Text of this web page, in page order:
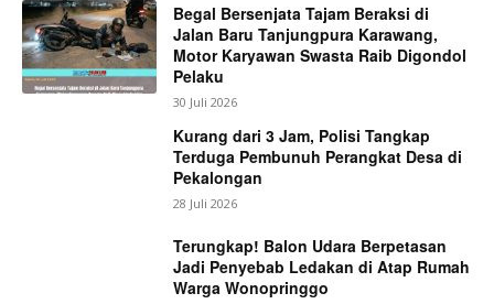
Begal Bersenjata Tajam Beraksi di
Jalan Baru Tanjungpura Karawang,
Motor Karyawan Swasta Raib Digondol
Pelaku
30 Juli 2026
Kurang dari 3 Jam, Polisi Tangkap
Terduga Pembunuh Perangkat Desa di
Pekalongan
28 Juli 2026
Terungkap! Balon Udara Berpetasan
Jadi Penyebab Ledakan di Atap Rumah
Warga Wonopringgo